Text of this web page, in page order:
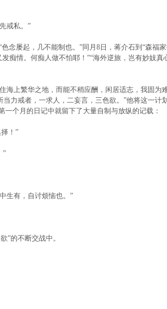
戒私。”
色念屡起，几不能制也。”同月8日，蒋介石到“森福
痴情。何痴人做不怕耶！”“海外逆旅，岂有妙妓真
海上繁华之地，而能不稍应酬，闲居适志，我固为
力戒者，一求人，二妄言，三色欲。”他将这一计
个月的日记中就留下了大量自制与放纵的记载：
！”
”
生有，自讨烦恼也。”
的不断交战中。